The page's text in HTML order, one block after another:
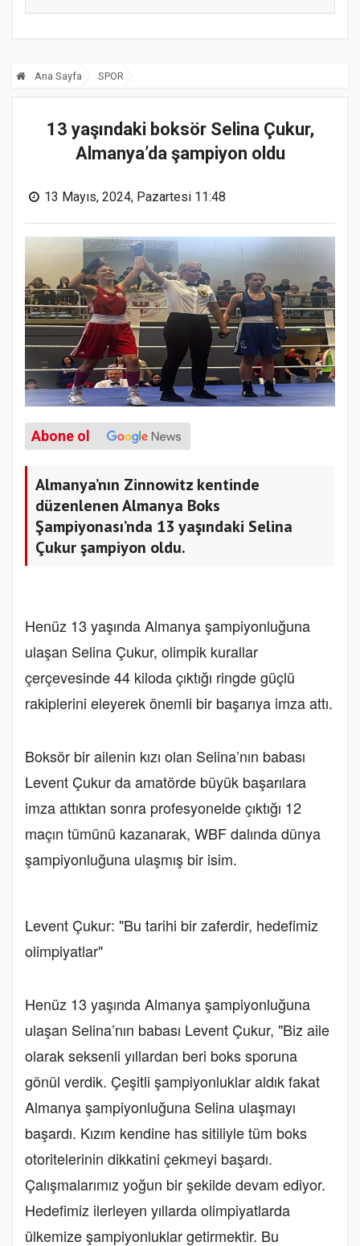
Ana Sayfa SPOR
13 yaşındaki boksör Selina Çukur,
Almanya’da şampiyon oldu
13 Mayıs, 2024, Pazartesi 11:48
Abone ol
Almanya’nın Zinnowitz kentinde
düzenlenen Almanya Boks
Şampiyonası’nda 13 yaşındaki Selina
Çukur şampiyon oldu.
Henüz 13 yaşında Almanya şampiyonluğuna
ulaşan Selina Çukur, olimpik kurallar
çerçevesinde 44 kiloda çıktığı ringde güçlü
rakiplerini eleyerek önemli bir başarıya imza attı.
Boksör bir ailenin kızı olan Selina’nın babası
Levent Çukur da amatörde büyük başarılara
imza attıktan sonra profesyonelde çıktığı 12
maçın tümünü kazanarak, WBF dalında dünya
şampiyonluğuna ulaşmış bir isim.
Levent Çukur: "Bu tarihi bir zaferdir, hedefimiz
olimpiyatlar"
Henüz 13 yaşında Almanya şampiyonluğuna
ulaşan Selina’nın babası Levent Çukur, "Biz aile
olarak seksenli yıllardan beri boks sporuna
gönül verdik. Çeşitli şampiyonluklar aldık fakat
Almanya şampiyonluğuna Selina ulaşmayı
başardı. Kızım kendine has sitiliyle tüm boks
otoritelerinin dikkatini çekmeyi başardı.
Çalışmalarımız yoğun bir şekilde devam ediyor.
Hedefimiz ilerleyen yıllarda olimpiyatlarda
ülkemize şampiyonluklar getirmektir. Bu